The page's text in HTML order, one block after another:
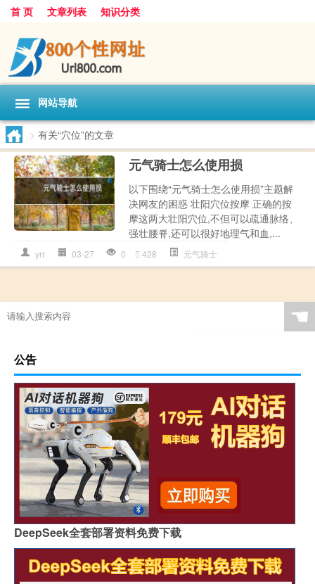
首 页 文章列表 知识分类
网站导航
> 有关“穴位”的文章
元气骑士怎么使用损
以下围绕“元气骑士怎么使用损”主题解
决网友的困惑 壮阳穴位按摩 正确的按
摩这两大壮阳穴位,不但可以疏通脉络、
强壮腰脊,还可以很好地理气和血,...
yrr 03-27 0 428 元气骑士
☚
公告
DeepSeek全套部署资料免费下载